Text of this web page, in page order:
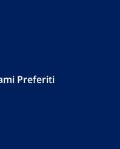
Preferiti